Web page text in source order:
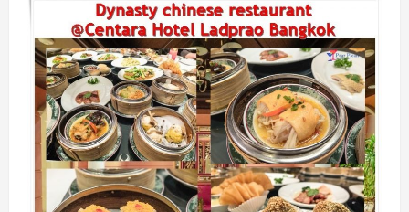
เที่ยว
Amazing
Thai
Taste
Festival
2017
มหกรรม
อาหาร
ไทย
งาน
นี้
เต็ม
ไป
ด้วย
ของ
อร่อย